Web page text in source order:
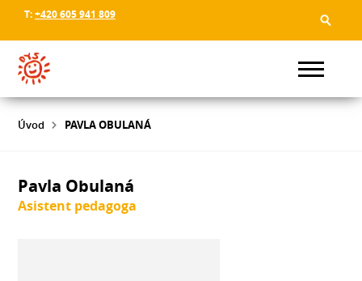
T:+420 605 941 809
Úvod PAVLA OBULANÁ
Pavla Obulaná
Asistent pedagoga